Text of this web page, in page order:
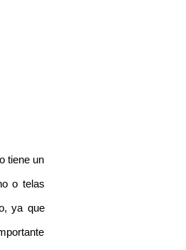
tiene un
o telas
ya que